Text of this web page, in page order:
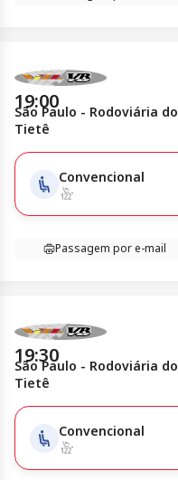
19:00
São Paulo - Rodoviária do
Tietê
Convencional
Passagem por e-mail
19:30
São Paulo - Rodoviária do
Tietê
Convencional